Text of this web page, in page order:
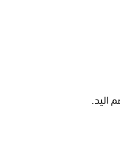
اليد.